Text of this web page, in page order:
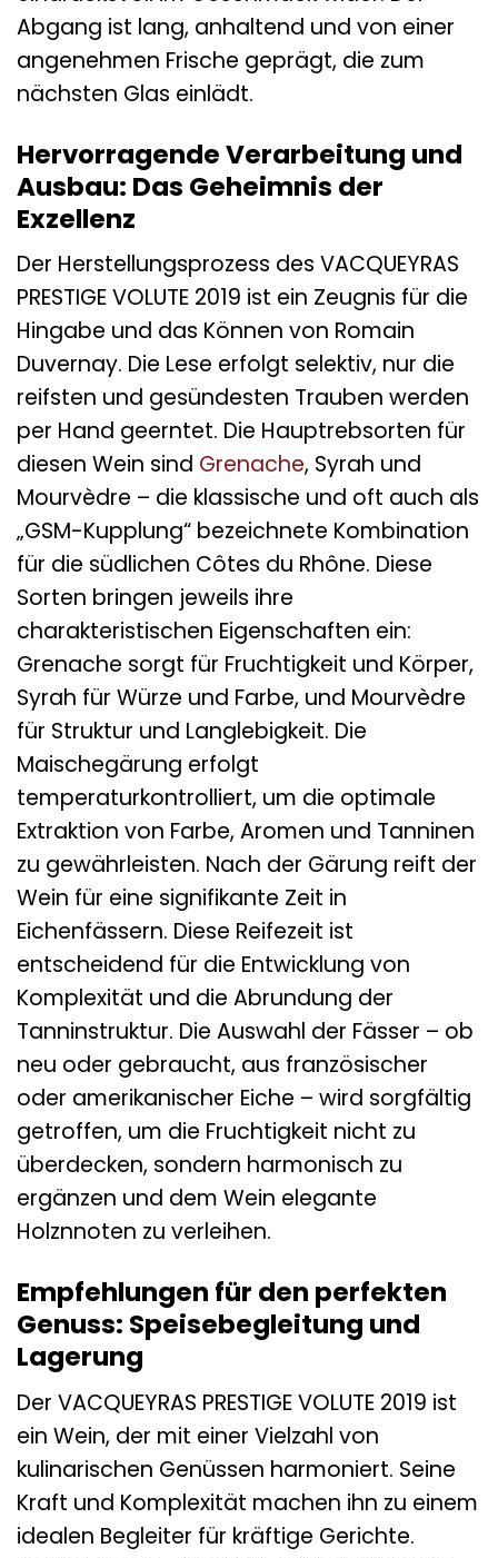
Abgang ist lang, anhaltend und von einer
angenehmen Frische geprägt, die zum
nächsten Glas einlädt.
Hervorragende Verarbeitung und
Ausbau: Das Geheimnis der
Exzellenz
Der Herstellungsprozess des VACQUEYRAS
PRESTIGE VOLUTE 2019 ist ein Zeugnis für die
Hingabe und das Können von Romain
Duvernay. Die Lese erfolgt selektiv, nur die
reifsten und gesündesten Trauben werden
per Hand geerntet. Die Hauptrebsorten für
diesen Wein sind Grenache, Syrah und
Mourvèdre – die klassische und oft auch als
„GSM-Kupplung“ bezeichnete Kombination
für die südlichen Côtes du Rhône. Diese
Sorten bringen jeweils ihre
charakteristischen Eigenschaften ein:
Grenache sorgt für Fruchtigkeit und Körper,
Syrah für Würze und Farbe, und Mourvèdre
für Struktur und Langlebigkeit. Die
Maischegärung erfolgt
temperaturkontrolliert, um die optimale
Extraktion von Farbe, Aromen und Tanninen
zu gewährleisten. Nach der Gärung reift der
Wein für eine signifikante Zeit in
Eichenfässern. Diese Reifezeit ist
entscheidend für die Entwicklung von
Komplexität und die Abrundung der
Tanninstruktur. Die Auswahl der Fässer – ob
neu oder gebraucht, aus französischer
oder amerikanischer Eiche – wird sorgfältig
getroffen, um die Fruchtigkeit nicht zu
überdecken, sondern harmonisch zu
ergänzen und dem Wein elegante
Holznnoten zu verleihen.
Empfehlungen für den perfekten
Genuss: Speisebegleitung und
Lagerung
Der VACQUEYRAS PRESTIGE VOLUTE 2019 ist
ein Wein, der mit einer Vielzahl von
kulinarischen Genüssen harmoniert. Seine
Kraft und Komplexität machen ihn zu einem
idealen Begleiter für kräftige Gerichte.